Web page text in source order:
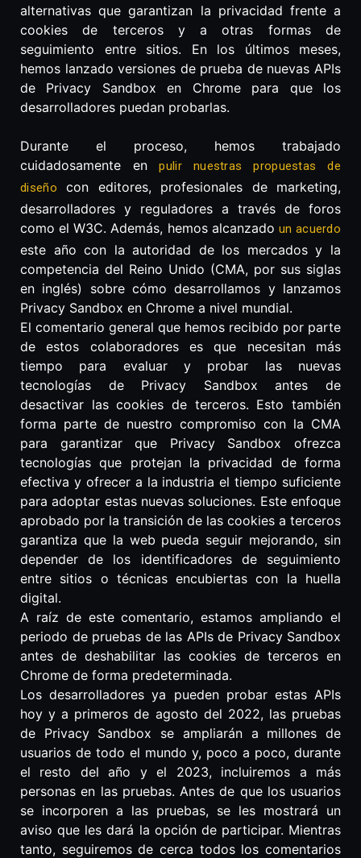
alternativas que garantizan la privacidad frente a
cookies de terceros y a otras formas de
seguimiento entre sitios. En los últimos meses,
hemos lanzado versiones de prueba de nuevas APIs
de Privacy Sandbox en Chrome para que los
desarrolladores puedan probarlas.
Durante el proceso, hemos trabajado
cuidadosamente enpulir nuestras propuestas de
diseño
con editores, profesionales de marketing,
desarrolladores y reguladores a través de foros
como el W3C. Además, hemos alcanzado un acuerdo
este año con la autoridad de los mercados y la
competencia del Reino Unido (CMA, por sus siglas
en inglés) sobre cómo desarrollamos y lanzamos
Privacy Sandbox en Chrome a nivel mundial.
El comentario general que hemos recibido por parte
de estos colaboradores es que necesitan más
tiempo para evaluar y probar las nuevas
tecnologías de Privacy Sandbox antes de
desactivar las cookies de terceros. Esto también
forma parte de nuestro compromiso con la CMA
para garantizar que Privacy Sandbox ofrezca
tecnologías que protejan la privacidad de forma
efectiva y ofrecer a la industria el tiempo suficiente
para adoptar estas nuevas soluciones. Este enfoque
aprobado por la transición de las cookies a terceros
garantiza que la web pueda seguir mejorando, sin
depender de los identificadores de seguimiento
entre sitios o técnicas encubiertas con la huella
digital.
A raíz de este comentario, estamos ampliando el
periodo de pruebas de las APIs de Privacy Sandbox
antes de deshabilitar las cookies de terceros en
Chrome de forma predeterminada.
Los desarrolladores ya pueden probar estas APIs
hoy y a primeros de agosto del 2022, las pruebas
de Privacy Sandbox se ampliarán a millones de
usuarios de todo el mundo y, poco a poco, durante
el resto del año y el 2023, incluiremos a más
personas en las pruebas. Antes de que los usuarios
se incorporen a las pruebas, se les mostrará un
aviso que les dará la opción de participar. Mientras
tanto, seguiremos de cerca todos los comentarios